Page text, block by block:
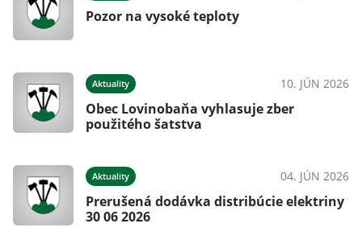
Pozor na vysoké teploty
Aktuality 10. JÚN 2026
Obec Lovinobaňa vyhlasuje zber
použitého šatstva
Aktuality 04. JÚN 2026
Prerušená dodávka distribúcie elektriny
30 06 2026